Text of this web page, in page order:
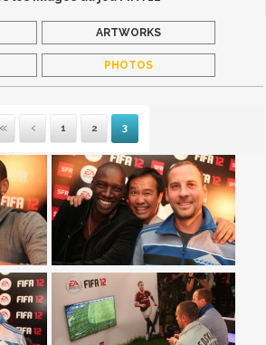
ARTWORKS
PHOTOS
Première
Précédente
1 2 3